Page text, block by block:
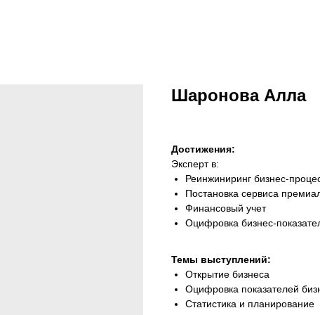
Шаронова Алла
Достижения:
Эксперт в:
Реинжиниринг бизнес-
Постановка сервиса
Финансовый учет
Оцифровка бизнес-
Темы выступлений:
Открытие бизнеса
Оцифровка показателей
Статистика и планирование